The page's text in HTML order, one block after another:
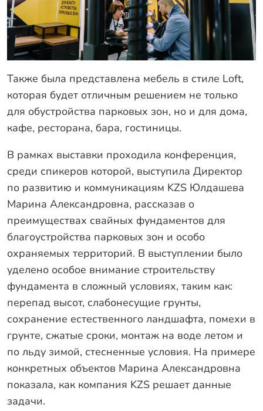
Также была представлена мебель в стиле Loft,
которая будет отличным решением не только
для обустройства парковых зон, но и для дома,
кафе, ресторана, бара, гостиницы.
В рамках выставки проходила конференция,
среди спикеров которой, выступила Директор
по развитию и коммуникациям KZS Юлдашева
Марина Александровна, рассказав о
преимуществах свайных фундаментов для
благоустройства парковых зон и особо
охраняемых территорий. В выступлении было
уделено особое внимание строительству
фундамента в сложный условиях, таким как:
перепад высот, слабонесущие грунты,
сохранение естественного ландшафта, помехи в
грунте, сжатые сроки, монтаж на воде летом и
по льду зимой, стесненные условия. На примере
конкретных объектов Марина Александровна
показала, как компания KZS решает данные
задачи.